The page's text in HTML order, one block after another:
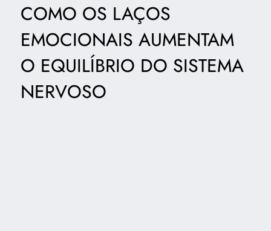
COMO OS LAÇOS
EMOCIONAIS AUMENTAM
O EQUILÍBRIO DO SISTEMA
NERVOSO